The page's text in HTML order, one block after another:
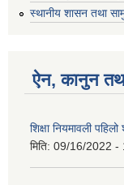
स्थानीय शासन तथा
ऐन, कानुन
शिक्षा नियमावली
मिति: 09/16/2022 -